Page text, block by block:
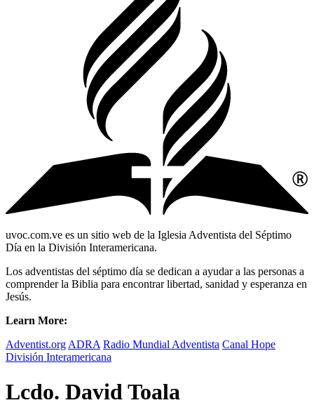
uvoc.com.ve es un sitio web de la Iglesia Adventista del Séptimo
Día en la División Interamericana.
Los adventistas del séptimo día se dedican a ayudar a las personas a
comprender la Biblia para encontrar libertad, sanidad y esperanza en
Jesús.
Learn More:
Adventist.org ADRA Radio Mundial Adventista Canal Hope
División Interamericana
Lcdo. David Toala